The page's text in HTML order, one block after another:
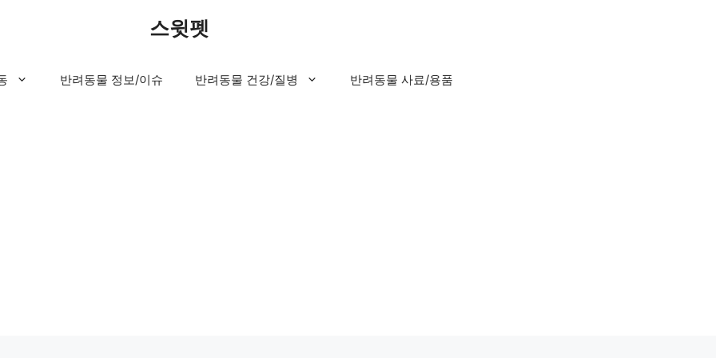
스윗펫
반려동물 정보/이슈 반려동물 건강/질병 반려동물 사료/용품